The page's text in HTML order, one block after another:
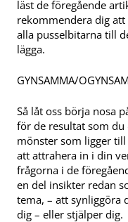
läst de föregående
rekommendera dig
alla pusselbitarna till
lägga.
GYNSAMMA/
Så låt oss börja nosa
för de resultat som
mönster som ligger
att attrahera in i din
frågorna i de
en del insikter redan
tema, – att synliggöra
dig – eller stjälper dig.